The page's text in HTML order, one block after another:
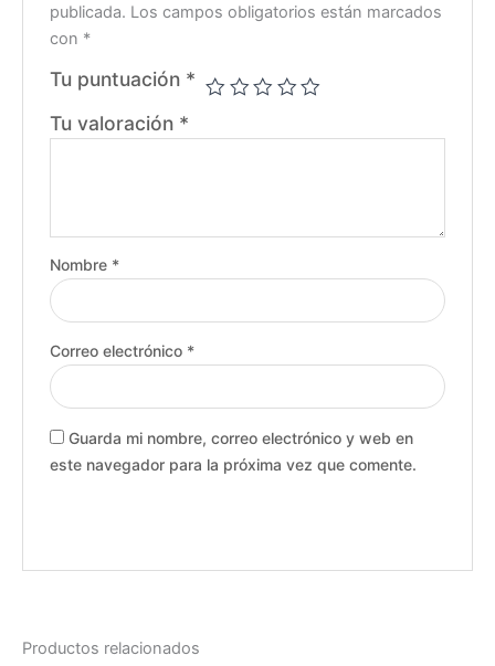
publicada. Los campos obligatorios están marcados
con *
Tu puntuación *
Tu valoración *
Nombre *
Correo electrónico *
Guarda mi nombre, correo electrónico y web en
este navegador para la próxima vez que comente.
Productos relacionados